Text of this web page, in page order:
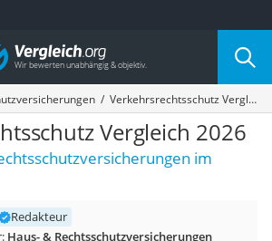
nach Kategorie
Verkehrsrechtsschutz Vergleich 2026
Vergleich 2026
im
Redakteur
Haus- & Rechtsschutzversicherungen